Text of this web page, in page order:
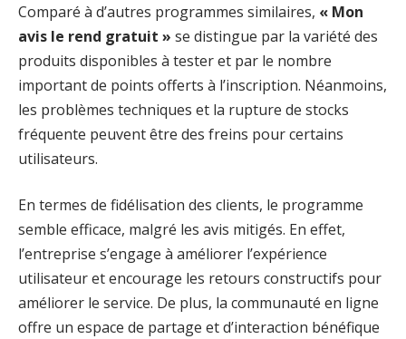
Comparé à d’autres programmes similaires, « Mon
avis le rend gratuit » se distingue par la variété des
produits disponibles à tester et par le nombre
important de points offerts à l’inscription. Néanmoins,
les problèmes techniques et la rupture de stocks
fréquente peuvent être des freins pour certains
utilisateurs.
En termes de fidélisation des clients, le programme
semble efficace, malgré les avis mitigés. En effet,
l’entreprise s’engage à améliorer l’expérience
utilisateur et encourage les retours constructifs pour
améliorer le service. De plus, la communauté en ligne
offre un espace de partage et d’interaction bénéfique